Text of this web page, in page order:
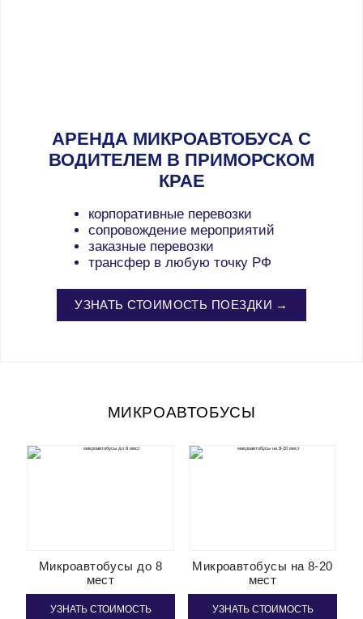
АРЕНДА МИКРОАВТОБУСА С
ВОДИТЕЛЕМ В ПРИМОРСКОМ
КРАЕ
корпоративные перевозки
сопровождение мероприятий
заказные перевозки
трансфер в любую точку РФ
УЗНАТЬ СТОИМОСТЬ ПОЕЗДКИ →
МИКРОАВТОБУСЫ
Микроавтобусы до 8
мест
УЗНАТЬ СТОИМОСТЬ
Микроавтобусы на 8-20
мест
УЗНАТЬ СТОИМОСТЬ